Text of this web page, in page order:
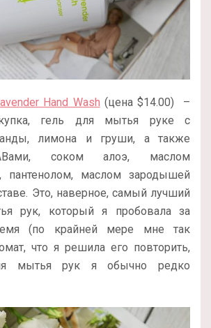
Hand Wash (цена $14.00) –
гель для мытья руке с
лимона и груши, а также
соком алоэ, маслом
пантенолом, маслом зародышей
Это, наверное, самый лучший
рук, который я пробовала за
(по крайней мере мне так
что я решила его повторить,
мытья рук я обычно редко